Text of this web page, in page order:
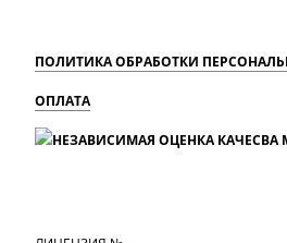
ПОЛИТИКА ОБРАБОТКИ
ОПЛАТА